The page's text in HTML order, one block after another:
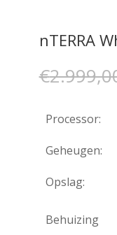
nTERRA
€
Processor:
Geheugen:
Opslag:
Behuizing